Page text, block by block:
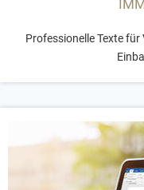
Professionelle Texte